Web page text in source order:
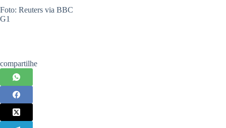
Foto: Reuters via BBC
G1
compartilhe